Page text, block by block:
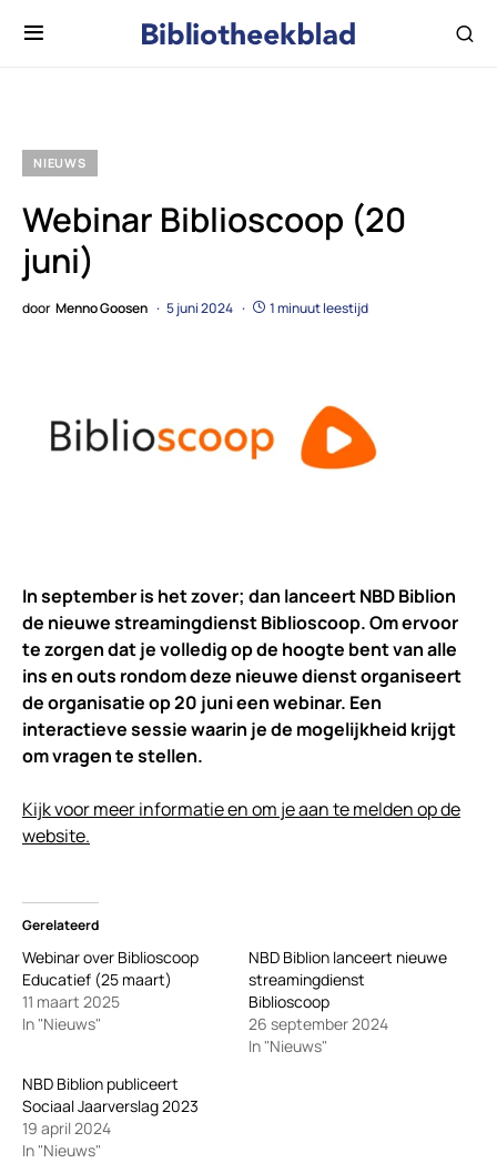
NIEUWS
Webinar Biblioscoop (20
juni)
door Menno Goosen 5 juni 2024 1 minuut leestijd
In september is het zover; dan lanceert NBD Biblion
de nieuwe streamingdienst Biblioscoop. Om ervoor
te zorgen dat je volledig op de hoogte bent van alle
ins en outs rondom deze nieuwe dienst organiseert
de organisatie op 20 juni een webinar. Een
interactieve sessie waarin je de mogelijkheid krijgt
om vragen te stellen.
Kijk voor meer informatie en om je aan te melden op de
website.
Gerelateerd
Webinar over Biblioscoop
Educatief (25 maart)
11 maart 2025
In "Nieuws"
NBD Biblion lanceert nieuwe
streamingdienst
Biblioscoop
26 september 2024
In "Nieuws"
NBD Biblion publiceert
Sociaal Jaarverslag 2023
19 april 2024
In "Nieuws"